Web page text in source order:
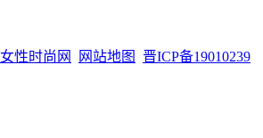
女性时尚网 网站地图
晋ICP备19010239